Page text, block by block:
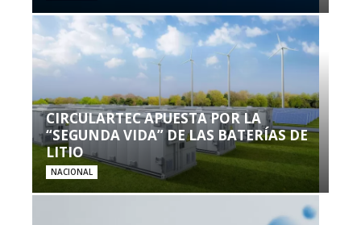
CIRCULARTEC APUESTA POR LA
“SEGUNDA VIDA” DE LAS BATERÍAS DE
LITIO
NACIONAL